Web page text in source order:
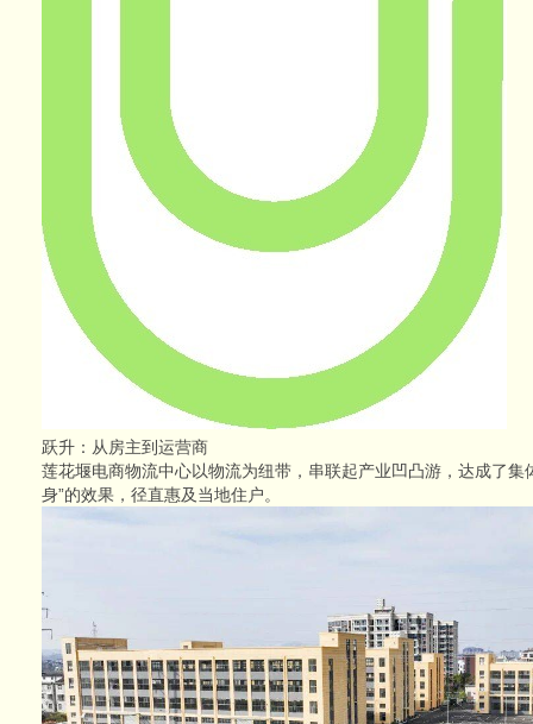
跃升：从房主到运营商
莲花堰电商物流中心以物流为纽带，串联起产业凹凸游，达成了集
身”的效果，径直惠及当地住户。